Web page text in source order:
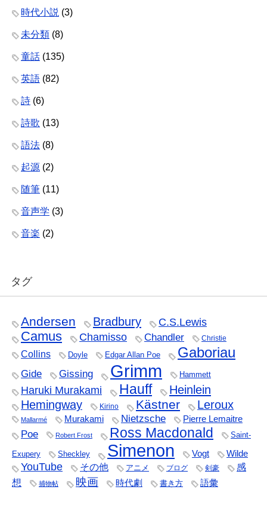
時代小説 (3)
未分類 (8)
童話 (135)
英語 (82)
詩 (6)
詩歌 (13)
語法 (8)
起源 (2)
随筆 (11)
音声学 (3)
音楽 (2)
タグ
Andersen Bradbury C.S.Lewis
Camus Chamisso Chandler Christie
Collins Doyle Edgar Allan Poe Gaboriau
Gide Gissing Grimm Hammett
Haruki Murakami Hauff
Heinlein
Hemingway
Kirino Kästner Leroux
Mallarmé Murakami Nietzsche Pierre Lemaitre
Poe Robert Frost Ross Macdonald Saint-
Exupery Sheckley Simenon Vogt Wilde
YouTube その他 アニメ ブログ 剣豪
感
想
捕物帖 映画 時代劇 書き方 語彙